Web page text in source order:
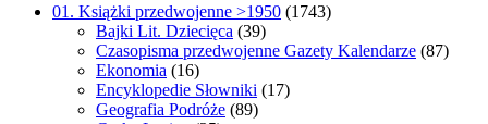
01. Książki przedwojenne >1950 (1743)
Bajki Lit. Dziecięca (39)
Czasopisma przedwojenne Gazety Kalendarze (87)
Ekonomia (16)
Encyklopedie Słowniki (17)
Geografia Podróże (89)